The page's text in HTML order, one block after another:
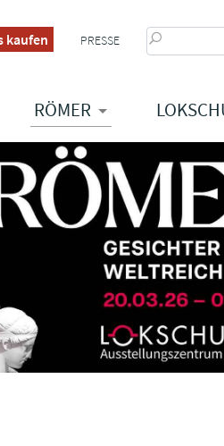
kaufen PRESSE
RÖMER